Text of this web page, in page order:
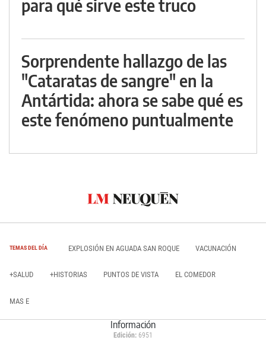
para qué sirve este truco
Sorprendente hallazgo de las
"Cataratas de sangre" en la
Antártida: ahora se sabe qué es
este fenómeno puntualmente
TEMAS DEL DÍA EXPLOSIÓN EN AGUADA SAN ROQUE VACUNACIÓN
+SALUD +HISTORIAS PUNTOS DE VISTA EL COMEDOR
MAS E
Información
Edición: 6951